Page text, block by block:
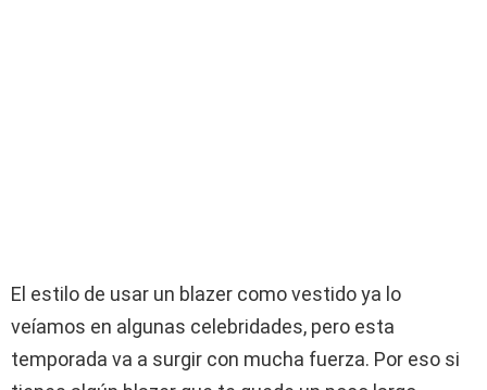
El estilo de usar un blazer como vestido ya lo
veíamos en algunas celebridades, pero esta
temporada va a surgir con mucha fuerza. Por eso si